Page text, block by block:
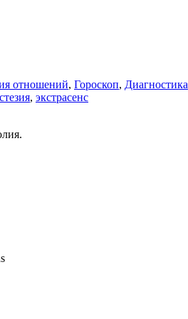
отношений, Гороскоп, Диагностика
, экстрасенс